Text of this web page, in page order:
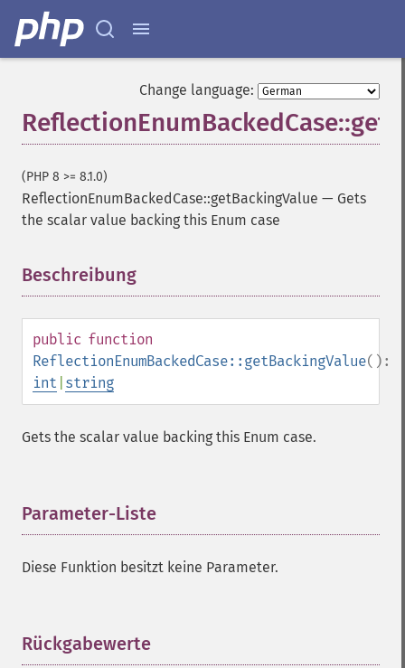
Change language:
(PHP 8 >= 8.1.0)
ReflectionEnumBackedCase::getBackingValue — Gets
the scalar value backing this Enum case
Beschreibung
public function
ReflectionEnumBackedCase::getBackingValue():
int string
Gets the scalar value backing this Enum case.
Parameter-Liste
Diese Funktion besitzt keine Parameter.
Rückgabewerte